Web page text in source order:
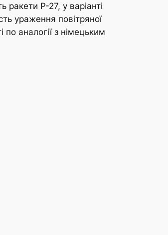
Р-27, у варіанті
ураження повітряної
аналогії з німецьким